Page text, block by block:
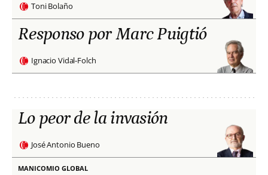
Toni Bolaño
Responso por Marc Puigtió
Ignacio Vidal-Folch
Lo peor de la invasión
José Antonio Bueno
MANICOMIO GLOBAL